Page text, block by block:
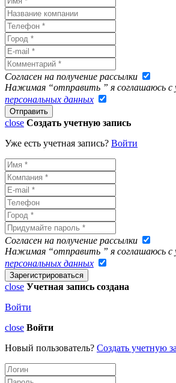
Согласен на получение рассылки
Нажимая “отправить ” я соглашаюсь с
персональных данных
close Создать учетную запись
Уже есть учетная запись? Войти
Согласен на получение рассылки
Нажимая “отправить ” я соглашаюсь с
персональных данных
close Учетная запись создана
Войти
close Войти
Новый пользователь? Создать учетную